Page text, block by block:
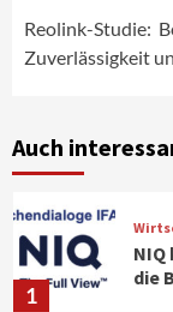
Reolink-Studie:
Zuverlässigkeit
Auch
6
7
IT-
1
NIQ
die